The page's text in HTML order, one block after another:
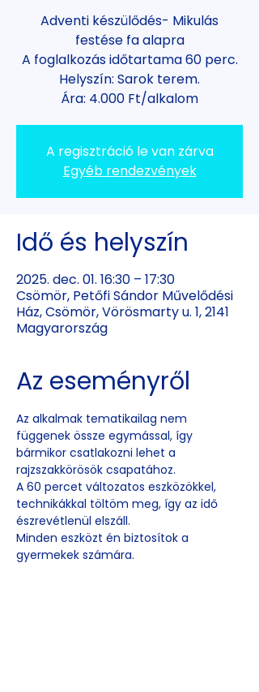
Adventi készülődés- Mikulás
festése fa alapra
A foglalkozás időtartama 60 perc.
Helyszín: Sarok terem.
Ára: 4.000 Ft/alkalom
A regisztráció le van zárva
Egyéb rendezvények
Idő és helyszín
2025. dec. 01. 16:30 – 17:30
Csömör, Petőfi Sándor Művelődési
Ház, Csömör, Vörösmarty u. 1, 2141
Magyarország
Az eseményről
Az alkalmak tematikailag nem
függenek össze egymással, így
bármikor csatlakozni lehet a
rajzszakkörösök csapatához.
A 60 percet változatos eszközökkel,
technikákkal töltöm meg, így az idő
észrevétlenül elszáll.
Minden eszközt én biztosítok a
gyermekek számára.